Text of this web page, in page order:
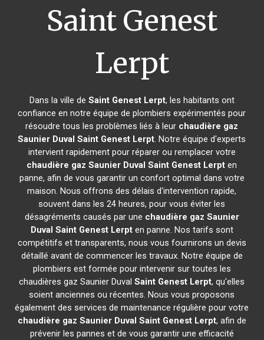
Saint Genest
Lerpt
Dans la ville de Saint Genest Lerpt, les habitants ont
confiance en notre équipe de plombiers expérimentés pour
résoudre tous les problèmes liés à leur chaudière gaz
Saunier Duval Saint Genest Lerpt. Notre équipe d'experts
intervient rapidement pour réparer ou remplacer votre
chaudière gaz Saunier Duval Saint Genest Lerpt en
panne, afin de vous garantir un confort optimal dans votre
maison. Nous offrons des délais d'intervention rapide,
souvent dans les 24 heures, pour vous éviter les
désagréments causés par une chaudière gaz Saunier
Duval Saint Genest Lerpten panne. Nos tarifs sont
compétitifs et transparents, nous vous fournirons un devis
détaillé avant de commencer les travaux. Notre équipe de
plombiers est formée pour intervenir sur toutes les
chaudières gaz Saunier DuvalSaint Genest Lerpt, qu'elles
soient anciennes ou récentes. Nous vous proposons
également des services de maintenance régulière pour votre
chaudière gaz Saunier Duval Saint Genest Lerpt, afin de
prévenir les pannes et de vous garantir une efficacité